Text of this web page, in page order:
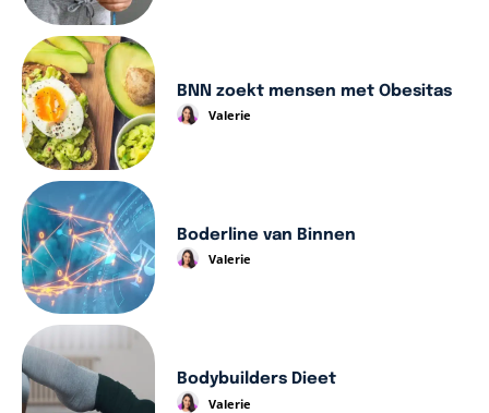
BNN zoekt mensen met Obesitas
Valerie
Boderline van Binnen
Valerie
Bodybuilders Dieet
Valerie